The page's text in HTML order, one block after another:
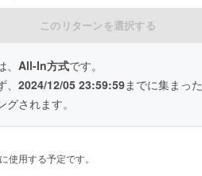
このリターンを選択する
All-In方式です。
2024/12/05 23:59:59までに集まった
されます。
使用する予定です。